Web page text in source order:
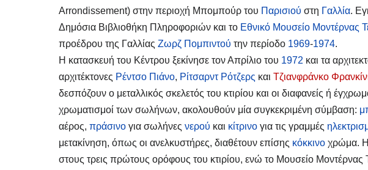
Arrondissement) στην περιοχή Μπομπούρ του Παρισιού στη Γαλλία.
Δημόσια Βιβλιοθήκη Πληροφοριών και το Εθνικό Μουσείο Μοντέρνας
προέδρου της Γαλλίας Ζωρζ Πομπιντού την περίοδο 1969-1974.
Η κατασκευή του Κέντρου ξεκίνησε τον Απρίλιο του 1972 και τα
αρχιτέκτονες Ρέντσο Πιάνο, Ρίτσαρντ Ρότζερς και Τζιανφράνκο
δεσπόζουν ο μεταλλικός σκελετός του κτιρίου και οι διαφανείς ή
χρωματισμοί των σωλήνων, ακολουθούν μία συγκεκριμένη σύμβαση:
αέρος, πράσινο για σωλήνες νερού και κίτρινο για τις γραμμές
μετακίνηση, όπως οι ανελκυστήρες, διαθέτουν επίσης κόκκινο χρώμα. Η
στους τρεις πρώτους ορόφους του κτιρίου, ενώ το Μουσείο Μοντέρνας